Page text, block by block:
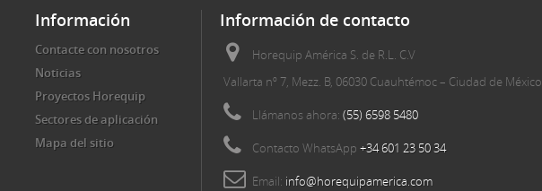
Información
Contacte con nosotros
Noticias
Proyectos Horequip
Sectores de aplicación
Mapa del sitio
Información de contacto
Horequip América S. de R.L. C.V
Vallarta nº 7, Mezz. B, 06030 Cuauhtémoc – Ciudad de México
Llámanos ahora: (55) 6598 5480
Contacto WhatsApp +34 601 23 50 34
Email: info@horequipamerica.com